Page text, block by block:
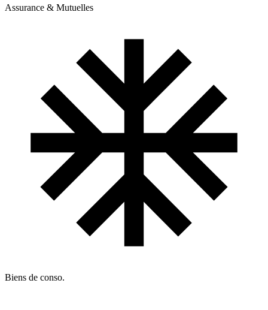
Assurance & Mutuelles
Biens de conso.